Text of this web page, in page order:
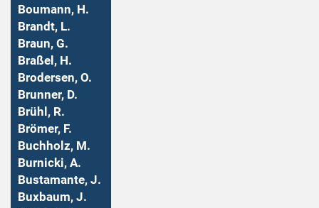
Boumann, H.
Brandt, L.
Braun, G.
Braßel, H.
Brodersen, O.
Brunner, D.
Brühl, R.
Brömer, F.
Buchholz, M.
Burnicki, A.
Bustamante, J.
Buxbaum, J.